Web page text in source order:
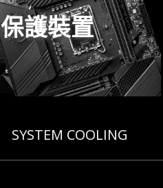
保護裝置
SYSTEM COOLING